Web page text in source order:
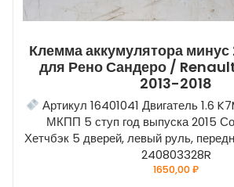
Клемма аккумулятора
для Рено Сандеро /
2013-2018
Артикул 16401041 Двигатель 1.6
МКПП 5 ступ год выпуска 2015
Хетчбэк 5 дверей, левый руль,
240803328R
1650,00₽